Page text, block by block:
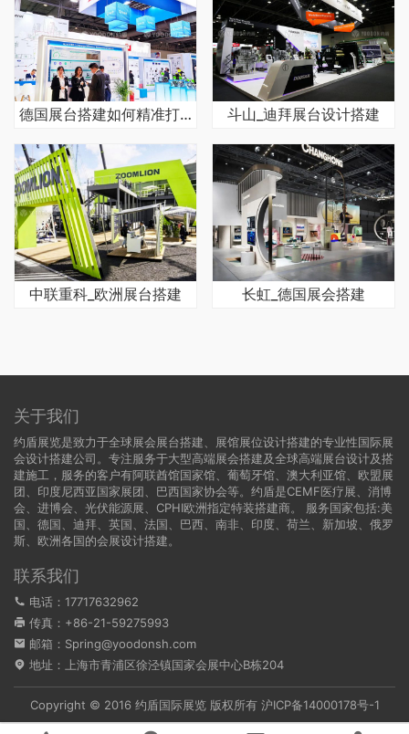
德国展台搭建如何精准打动观众 斗山_迪拜展台设计搭建
中联重科_欧洲展台搭建 长虹_德国展会搭建
关于我们
约盾展览是致力于全球展会展台搭建、展馆展位设计搭建的专业性国际展
会设计搭建公司。专注服务于大型高端展会搭建及全球高端展台设计及搭
建施工，服务的客户有阿联酋馆国家馆、葡萄牙馆、澳大利亚馆、欧盟展
团、印度尼西亚国家展团、巴西国家协会等。约盾是CEMF医疗展、消博
会、进博会、光伏能源展、CPHI欧洲指定特装搭建商。 服务国家包括:美
国
德国 、迪拜、英国、法国、巴西、南非、印度、荷兰、新加坡、俄罗
斯、欧洲各国的会展设计搭建。
联系我们
电话：17717632962
传真：+86-21-59275993
邮箱：Spring@yoodonsh.com
地址：上海市青浦区徐泾镇国家会展中心B栋204
Copyright © 2016 约盾国际展览 版权所有 沪ICP备14000178号-1